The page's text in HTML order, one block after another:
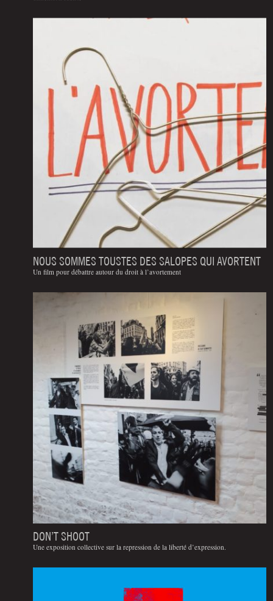
NOUS SOMMES TOUSTES DES SALOPES QUI AVORTENT
Un film pour débattre autour du droit à l’avortement
DON’T SHOOT
Une exposition collective sur la repression de la liberté d’expression.